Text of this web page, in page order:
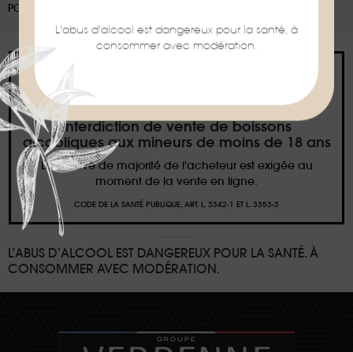
POUR EN SAVOIR PLUS :
Interdiction de vente de boissons
alcooliques aux mineurs de moins de 18 ans
La preuve de majorité de l'acheteur est exigée au
moment de la vente en ligne.
CODE DE LA SANTÉ PUBLIQUE, ART. L. 3342-1 ET L. 3353-3
L’ABUS D’ALCOOL EST DANGEREUX POUR LA SANTÉ. À
CONSOMMER AVEC MODÉRATION.
L'abus d'alcool est dangereux pour la santé, à
consommer avec modération.